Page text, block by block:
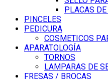
PLACAS
PINCELES
PEDICURA
COSMETICOS
APARATOLOGÍA
TORNOS
LAMPARAS DE
FRESAS / BROCAS